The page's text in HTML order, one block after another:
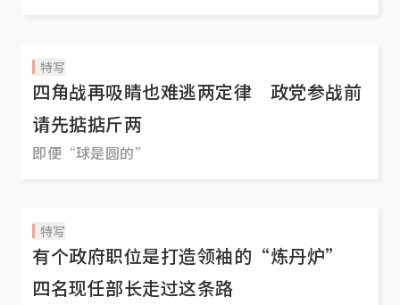
特写
四角战再吸睛也难逃两定律 政党参战前
请先掂掂斤两
即便“球是圆的”
特写
有个政府职位是打造领袖的“炼丹炉”
四名现任部长走过这条路